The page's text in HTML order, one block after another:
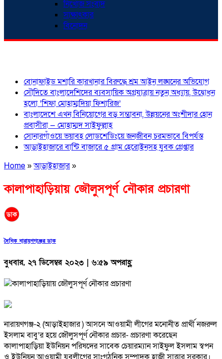
নিখোঁজ সংবাদ
সাক্ষাৎকার
বিনোদন
বোনাফাইড মশারি কারখানার বিরুদ্ধে শ্রম আইন লঙ্ঘনের অভিযোগ
সৌদিতে বাংলাদেশিদের ব্যবসায়িক অগ্রযাত্রায় নতুন অধ্যায়, উদ্বোধন
হলো ‘শিফা মোহাম্মদিয়া ফিশারিজ’
বাংলাদেশে এখন বিনিয়োগের বড় সম্ভাবনা, উন্নয়নের অংশীদার হোন
প্রবাসীরা — মোহাম্মদ সাইফুল্লাহ্
সোনারগাঁওয়ে ভয়াবহ লোডশেডিংয়ে জনজীবন চরমভাবে বিপর্যস্ত
আড়াইহাজারে বান্টি বাজারে ৫ গ্রাম হেরোইনসহ যুবক গ্রেপ্তার
Home»আড়াইহাজার»
কালাপাহাড়িয়ায় জৌলুসপূর্ণ নৌকার প্রচারণা
দৈনিক নারায়ণগঞ্জের ডাক
বুধবার, ২৭ ডিসেম্বর ২০২৩ | ৬:৫৯ অপরাহ্ণ
নারায়ণগঞ্জ-২ (আড়াইহাজার ) আসনে আওয়ামী লীগের মনোনীত প্রার্থী নজরুল
ইসলাম বাবু’র হয়ে জৌলুসপূর্ণ নৌকার প্রচার- প্রচারণা করেছেন
কালাপাহাড়িয়া ইউনিয়ন পরিষদের সাবেক চেয়ারম্যান সাইফুল ইসলাম স্বপন